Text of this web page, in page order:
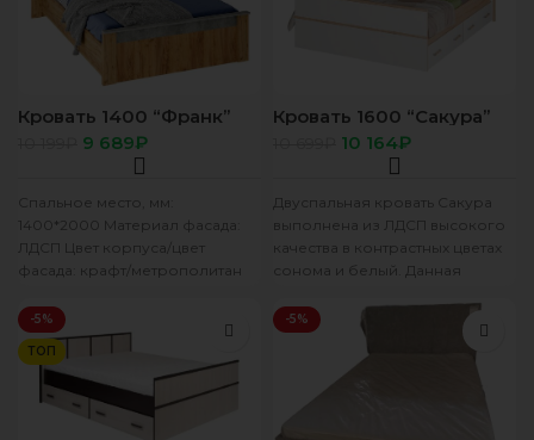
Кровать 1400 “Франк”
КР-19 крафт/бетон (без
настила)9 689₽
Спальное место, мм:
1400*2000 Материал фасада:
ЛДСП Цвет корпуса/цвет
фасада: крафт/метрополитан
мм: 910 Глубина, мм:
Кровать 1600 “Сакура”
LIGHT сонома/белый
(без подложки)
10 164₽
Двуспальная кровать Сакура
выполнена из ЛДСП высокого
качества в контрастных цветах
сонома и белый. Данная
выдвижными ящиками,
-5%
ТОП
-5%